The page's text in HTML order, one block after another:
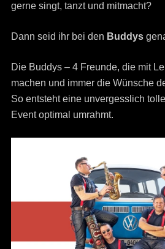
gerne singt, tanzt und mitmacht?
Dann seid ihr bei den Buddys
Die Buddys – 4 Freunde, die mit
machen und immer die Wünsche
So entsteht eine unvergesslich
Event optimal umrahmt.